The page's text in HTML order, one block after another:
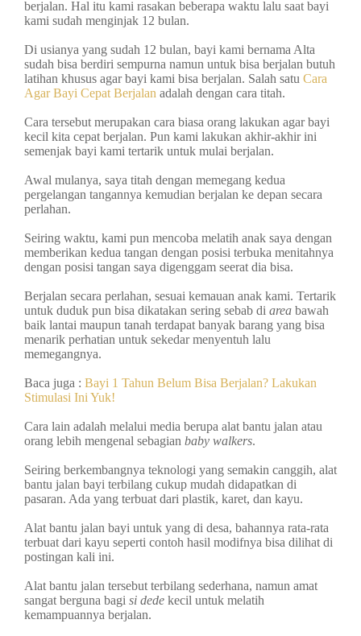
berjalan. Hal itu kami rasakan beberapa waktu lalu saat bayi
kami sudah menginjak 12 bulan.
Di usianya yang sudah 12 bulan, bayi kami bernama Alta
sudah bisa berdiri sempurna namun untuk bisa berjalan butuh
latihan khusus agar bayi kami bisa berjalan. Salah satu Cara
Agar Bayi Cepat Berjalan adalah dengan cara titah.
Cara tersebut merupakan cara biasa orang lakukan agar bayi
kecil kita cepat berjalan. Pun kami lakukan akhir-akhir ini
semenjak bayi kami tertarik untuk mulai berjalan.
Awal mulanya, saya titah dengan memegang kedua
pergelangan tangannya kemudian berjalan ke depan secara
perlahan.
Seiring waktu, kami pun mencoba melatih anak saya dengan
memberikan kedua tangan dengan posisi terbuka menitahnya
dengan posisi tangan saya digenggam seerat dia bisa.
Berjalan secara perlahan, sesuai kemauan anak kami. Tertarik
untuk duduk pun bisa dikatakan sering sebab di area bawah
baik lantai maupun tanah terdapat banyak barang yang bisa
menarik perhatian untuk sekedar menyentuh lalu
memegangnya.
Baca juga : Bayi 1 Tahun Belum Bisa Berjalan? Lakukan
Stimulasi Ini Yuk!
Cara lain adalah melalui media berupa alat bantu jalan atau
orang lebih mengenal sebagian baby walkers.
Seiring berkembangnya teknologi yang semakin canggih, alat
bantu jalan bayi terbilang cukup mudah didapatkan di
pasaran. Ada yang terbuat dari plastik, karet, dan kayu.
Alat bantu jalan bayi untuk yang di desa, bahannya rata-rata
terbuat dari kayu seperti contoh hasil modifnya bisa dilihat di
postingan kali ini.
Alat bantu jalan tersebut terbilang sederhana, namun amat
sangat berguna bagi si dede kecil untuk melatih
kemampuannya berjalan.